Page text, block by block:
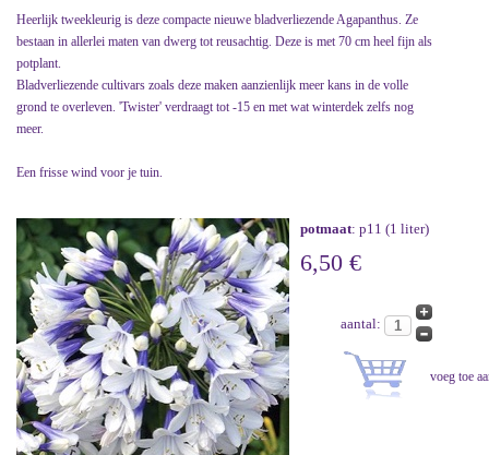
Heerlijk tweekleurig is deze compacte nieuwe bladverliezende Agapanthus. Ze
bestaan in allerlei maten van dwerg tot reusachtig. Deze is met 70 cm heel fijn als
potplant.
Bladverliezende cultivars zoals deze maken aanzienlijk meer kans in de volle
grond te overleven. 'Twister' verdraagt tot -15 en met wat winterdek zelfs nog
meer.
Een frisse wind voor je tuin.
potmaat: p11 (1 liter)
6,50 €
aantal: